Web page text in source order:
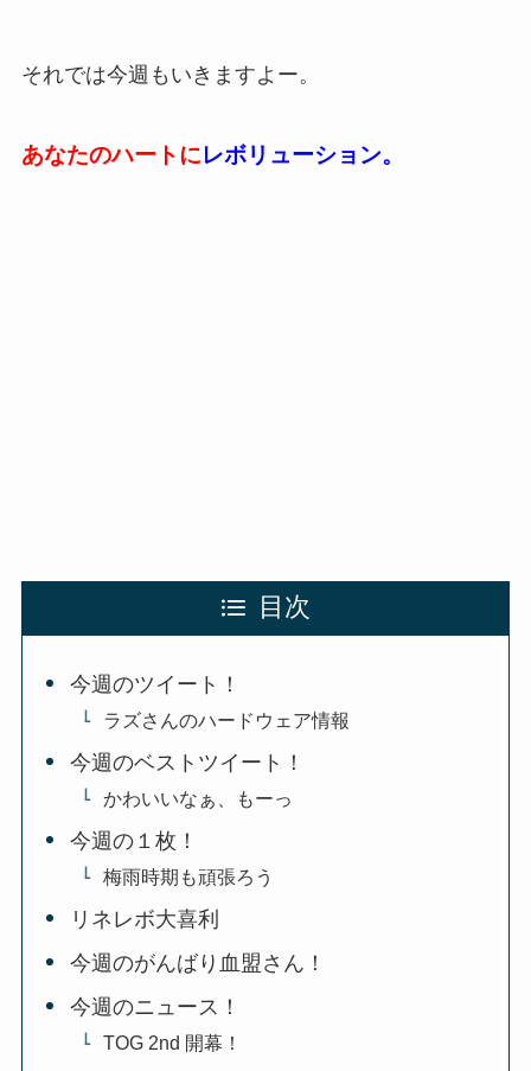
それでは今週もいきますよー。
あなたのハートにレボリューション。
目次
今週のツイート！
ラズさんのハードウェア情報
今週のベストツイート！
かわいいなぁ、もーっ
今週の１枚！
梅雨時期も頑張ろう
リネレボ大喜利
今週のがんばり血盟さん！
今週のニュース！
TOG 2nd 開幕！